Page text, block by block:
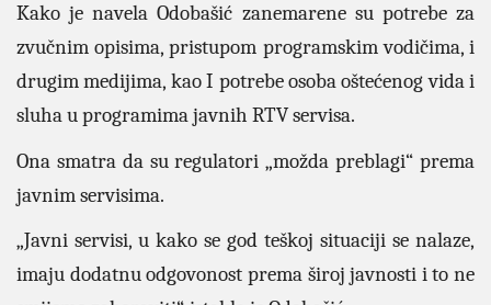
Kako je navela Odobašić zanemarene su potrebe za
zvučnim opisima, pristupom programskim vodičima, i
drugim medijima, kao I potrebe osoba oštećenog vida i
sluha u programima javnih RTV servisa.
Ona smatra da su regulatori „možda preblagi“ prema
javnim servisima.
„Javni servisi, u kako se god teškoj situaciji se nalaze,
imaju dodatnu odgovonost prema široj javnosti i to ne